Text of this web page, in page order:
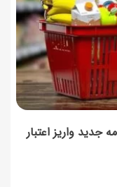
جدید واریز اعتبار